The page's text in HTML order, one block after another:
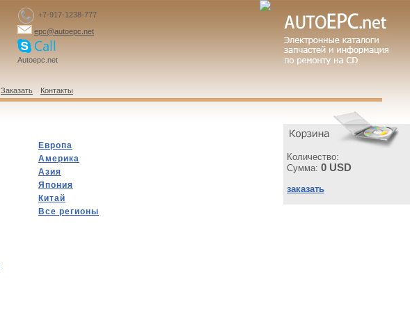
Количество:
Сумма: 0 USD
заказать
+7-917-1238-777
epc@autoepc.net
Autoepc.net
Заказать Контакты
Европа
Америка
Азия
Япония
Китай
Все регионы